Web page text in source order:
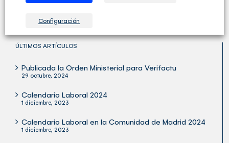
ÚLTIMOS ARTÍCULOS
Publicada la Orden Ministerial para Verifactu
29 octubre, 2024
Calendario Laboral 2024
1 diciembre, 2023
Calendario Laboral en la Comunidad de Madrid 2024
1 diciembre, 2023
Configuración